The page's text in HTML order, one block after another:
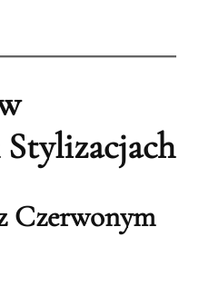
Czerwonym